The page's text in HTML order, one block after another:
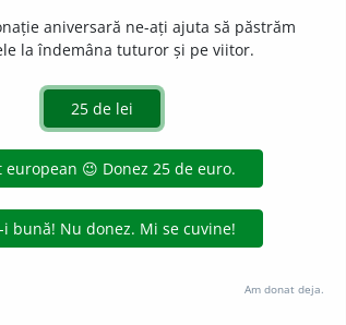
2026 dexonline (https://dexonline.ro)
inclusiv prin orice metode de extragere automată
excepția seturilor de date oferite oficial spre utilizare
Hosterion
aniversară ne-ați ajuta să păstrăm
la îndemâna tuturor și pe viitor.
Am donat deja.